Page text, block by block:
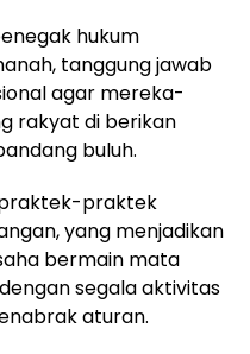
hukum
tanggung jawab
agar mereka-
rakyat di berikan
buluh.
praktek-praktek
yang menjadikan
bermain mata
segala aktivitas
aturan.